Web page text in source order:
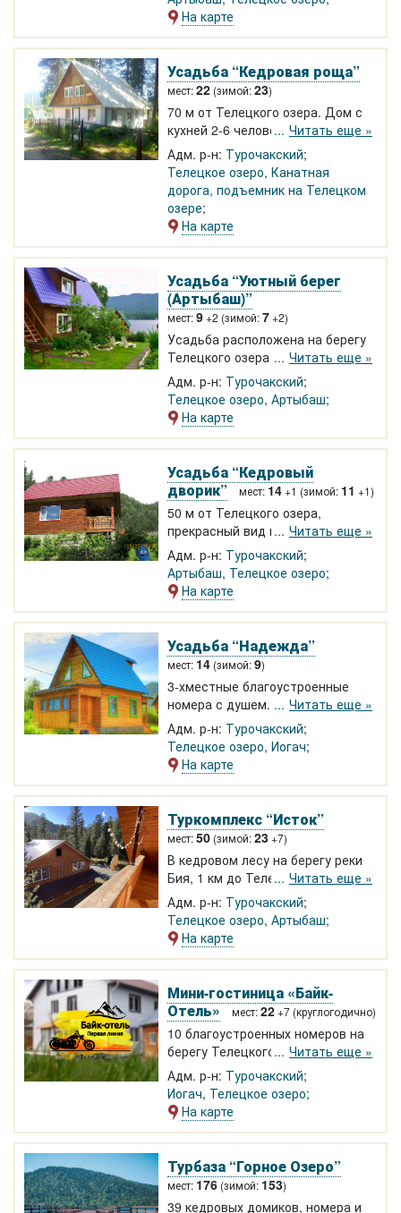
На карте
Усадьба “Кедровая роща”
мест:22 (зимой:23)
70 м от Телецкого озера. Дом с
кухней 2-6 человек и коттедж на
15 человек. Санузел с душем
(хол/гор. вода). Баня, экскурсии,
прогулочные катера. 830-1000 р.
Читать еще »
Адм. р-н: Турочакский
Телецкое озеро, Канатная
дорога, подъемник на Телецком
озере
На карте
Усадьба “Уютный берег
(Артыбаш)”
мест:9+2 (зимой:7+2)
Усадьба расположена на берегу
Телецкого озера в с.Артыбаш.
Домики на 4-8 человек. Вид на
озеро, водные прогулки, прокат
квадроциклов, баня, мангал.
Читать еще »
Адм. р-н: Турочакский
Телецкое озеро, Артыбаш
На карте
Усадьба “Кедровый
дворик”
мест: 14+1 (зимой: 11 +1)
50 м от Телецкого озера,
прекрасный вид на озеро.
Благоустроенный дом на 5
человек. Новая Студия с кухонной
зоной, видом на озеро. 2-х, 3-х, 5-
местные номера. На территории
вековые кедры над балконом. Wi-
Fi. Прогулки на катере, экскурсии.
Читать еще »
Адм. р-н: Турочакский
Артыбаш, Телецкое озеро
На карте
Усадьба “Надежда”
мест: 14 (зимой:9)
3-хместные благоустроенные
номера с душем. 50 метров до
Телецкого озера. Холодильник,
летняя кухня, баня, беседка. Свой
катер. Прогулки по Телецкому,
пешие и автомобильные
экскурсии.
Читать еще »
Адм. р-н: Турочакский
Телецкое озеро, Иогач
На карте
Туркомплекс “Исток”
мест:50 (зимой:23+7)
В кедровом лесу на берегу реки
Бия, 1 км до Телецкого озера.
Благоустроенные номера, летние
домики. Тихое место в отдалении
от населенных пунктов. Зал для
тренингов 150 м2. Своя
экскурсионная программа,
сплавы, прокат велосипедов,
проведение фестивалей
Читать еще »
Адм. р-н: Турочакский
Телецкое озеро, Артыбаш
На карте
Мини-гостиница «Байк-
Отель»
мест:22+7 (круглогодично)
10 благоустроенных номеров на
берегу Телецкого озера в
хвойном лесу. Первая линия.
Выход к пляжу. Кедровые номера
с террасой и видом на озеро.
Летняя кухня, бассейн.
Просторная баня на берегу с
террасой, лежаками. Цены 2026.
Читать еще »
Адм. р-н: Турочакский
Иогач, Телецкое озеро
На карте
Турбаза “Горное Озеро”
мест: 176 (зимой: 153)
39 кедровых домиков, номера и